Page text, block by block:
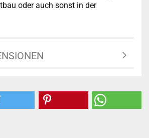
oder auch sonst in der